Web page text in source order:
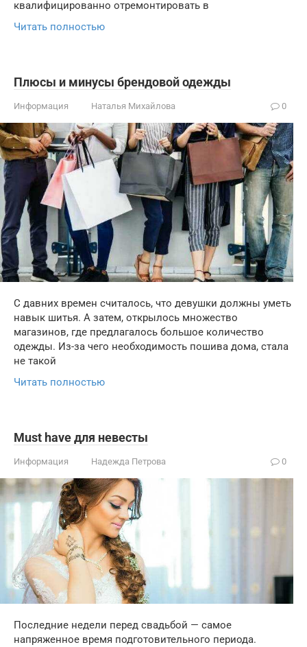
квалифицированно отремонтировать в
Читать полностью
Плюсы и минусы брендовой одежды
Информация Наталья Михайлова 0
С давних времен считалось, что девушки должны уметь
навык шитья. А затем, открылось множество
магазинов, где предлагалось большое количество
одежды. Из-за чего необходимость пошива дома, стала
не такой
Читать полностью
Must have для невесты
Информация Надежда Петрова 0
Последние недели перед свадьбой — самое
напряженное время подготовительного периода.